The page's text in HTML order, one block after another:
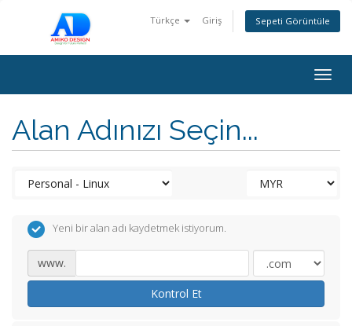
Türkçe Giriş Sepeti Görüntüle
Alan Adınızı Seçin...
Yeni bir alan adı kaydetmek istiyorum.
www.
Kontrol Et